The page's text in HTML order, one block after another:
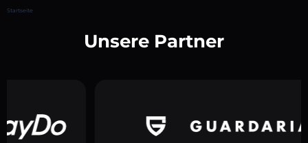
Startseite
Unsere Partner